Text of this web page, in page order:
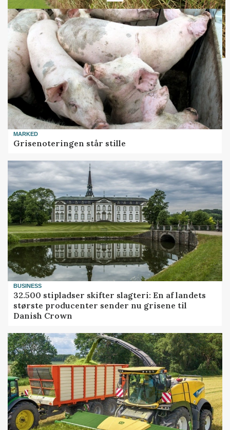
MARKED
Grisenoteringen står stille
BUSINESS
32.500 stipladser skifter slagteri: En af landets
største producenter sender nu grisene til
Danish Crown